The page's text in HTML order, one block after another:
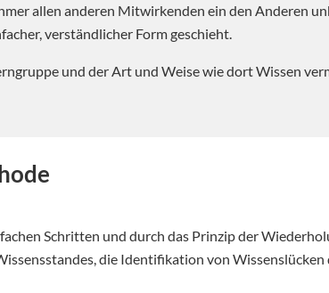
allen anderen Mitwirkenden ein den Anderen
verständlicher Form geschieht.
und der Art und Weise wie dort Wissen
Schritten und durch das Prinzip der
die Identifikation von